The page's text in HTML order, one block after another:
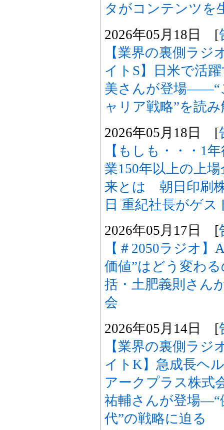
タがコンテンツを
2026年05月18日 [
【業界の裏側ラジ
イトS】日米で活
美さんが登場――“
ャリア戦略”を読
2026年05月18日 [
【もしも・・・1
業150年以上の上
来とは 朝日印刷
日 重紀社長がゲス
2026年05月17日 [
【＃2050ラジオ
価値”はどう変わ
括・土肥義則さん
会
2026年05月14日 [
【業界の裏側ラ
イトK】急成長ヘ
アークプラス株式
祐輔さんが登場―“
代”の戦略に迫る